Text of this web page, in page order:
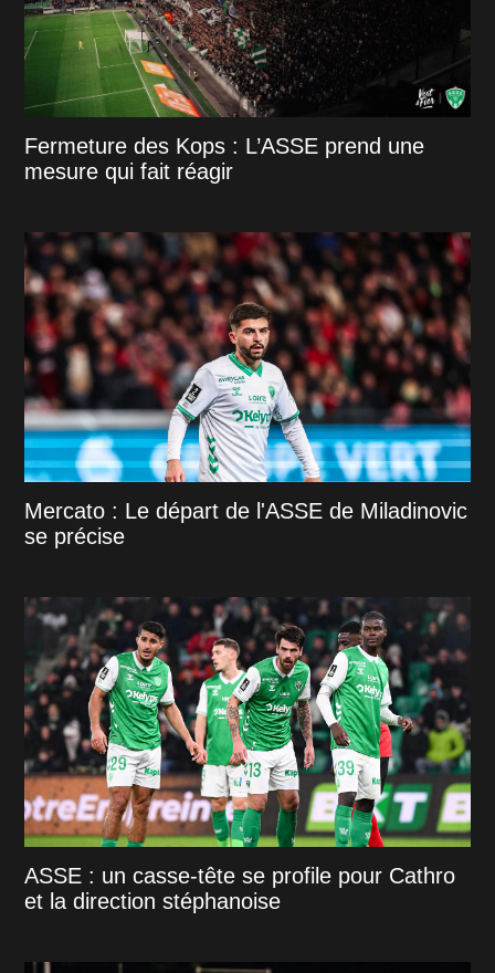
Fermeture des Kops : L’ASSE prend une
mesure qui fait réagir
Mercato : Le départ de l'ASSE de Miladinovic
se précise
ASSE : un casse-tête se profile pour Cathro
et la direction stéphanoise